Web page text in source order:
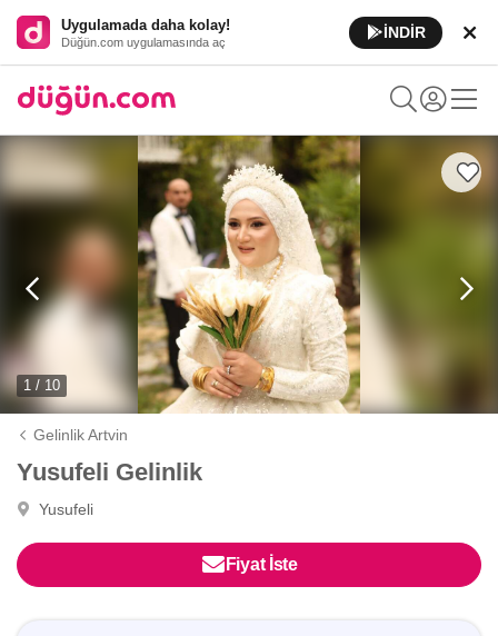
Uygulamada daha kolay!
Düğün.com uygulamasında aç
İNDİR
1 / 10
Gelinlik Artvin
Yusufeli Gelinlik
Yusufeli
Fiyat İste